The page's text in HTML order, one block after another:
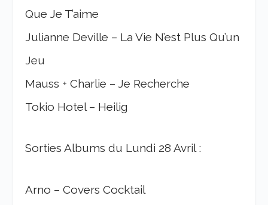
Que Je T’aime
Julianne Deville – La Vie N’est Plus Qu’un
Jeu
Mauss + Charlie – Je Recherche
Tokio Hotel – Heilig
Sorties Albums du Lundi 28 Avril :
Arno – Covers Cocktail